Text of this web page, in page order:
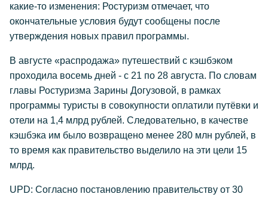
какие-то изменения: Ростуризм отмечает, что
окончательные условия будут сообщены после
утверждения новых правил программы.
В августе «распродажа» путешествий с кэшбэком
проходила восемь дней - с 21 по 28 августа. По словам
главы Ростуризма Зарины Догузовой, в рамках
программы туристы в совокупности оплатили путёвки и
отели на 1,4 млрд рублей. Следовательно, в качестве
кэшбэка им было возвращено менее 280 млн рублей, в
то время как правительство выделило на эти цели 15
млрд.
UPD: Согласно постановлению правительству от 30